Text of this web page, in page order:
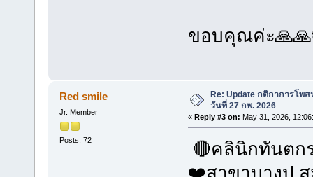
ขอบคุณค่ะ
Red smile
Jr. Member
Posts: 72
Re: Update กติกาการโพ
วันที่ 27 กพ. 2026
« Reply #3 on: May 31, 2026,
🔴คลินิกทันตก
❤️สาขาบางปู ส